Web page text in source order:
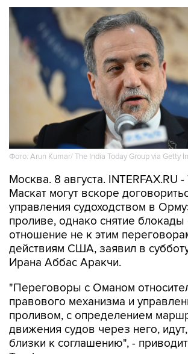
Фото: Arun Kumar/ The India Today Group via Getty
Москва. 8 августа. INTERFAX.RU
Маскат могут вскоре
управления судоходством в
проливе, однако снятие блокады
отношение не к этим
действиям США, заявил в
Ирана Аббас Аракчи.
"Переговоры с Оманом
правового механизма и
проливом, с определением
движения судов через него,
близки к соглашению", - приводит